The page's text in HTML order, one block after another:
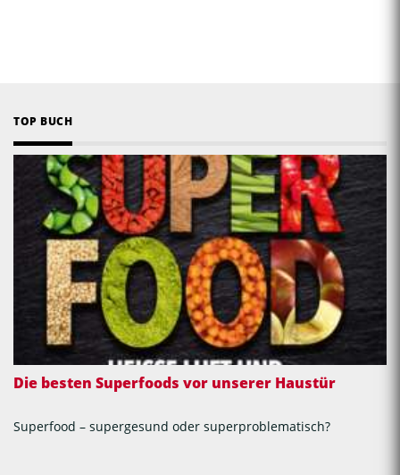
TOP BUCH
Die besten Superfoods vor unserer Haustür
Superfood – supergesund oder superproblematisch?